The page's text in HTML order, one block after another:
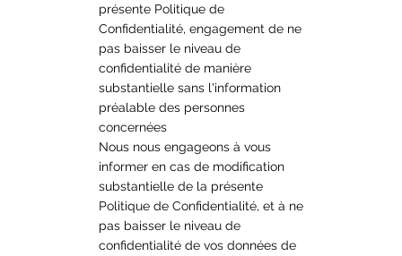
présente Politique de
Confidentialité, engagement de ne
pas baisser le niveau de
confidentialité de manière
substantielle sans l'information
préalable des personnes
concernées
Nous nous engageons à vous
informer en cas de modification
substantielle de la présente
Politique de Confidentialité, et à ne
pas baisser le niveau de
confidentialité de vos données de